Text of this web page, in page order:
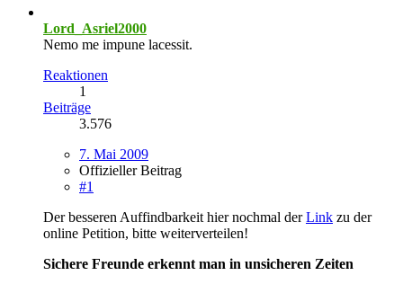
Lord_Asriel2000
Nemo me impune lacessit.
Reaktionen
1
Beiträge
3.576
7. Mai 2009
Offizieller Beitrag
#1
Der besseren Auffindbarkeit hier nochmal derLink zu der
online Petition, bitte weiterverteilen!
Sichere Freunde erkennt man in unsicheren Zeiten